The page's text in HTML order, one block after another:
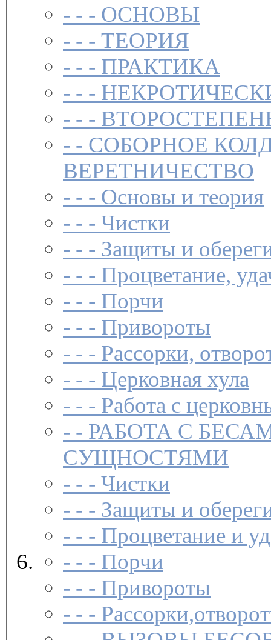
- - - ОСНОВЫ
- - - ТЕОРИЯ
- - - ПРАКТИКА
- - -
- - -
- - СОБОРНОЕ
ВЕРЕТНИЧЕСТВО
- - - Основы и теория
- - - Чистки­
- - - Защиты и
- - - Процветание,
- - - Порчи
- - - Привороты
- - - Рассорки,
- - - Церковная хула
- - - Работа с
- - РАБОТА С
СУЩНОСТЯМИ
- - - Чистки­
- - - Защиты и
- - - Процветание и
- - - Порчи
- - - Привороты
- - -